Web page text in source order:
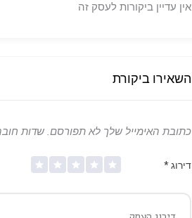
אין עדיין ביקורות לעסק זה
השאירו ביקורת
כתובת האימייל שלך לא תפורסם. שדות
דירוג*